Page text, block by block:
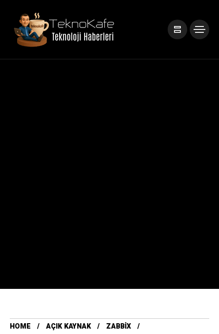
HOME AÇIK KAYNAK
ZABBIX